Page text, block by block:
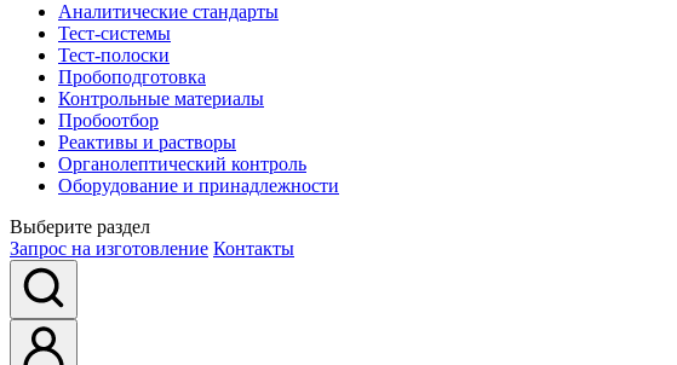
Аналитические стандарты
Тест-системы
Тест-полоски
Пробоподготовка
Контрольные материалы
Пробоотбор
Реактивы и растворы
Органолептический контроль
Оборудование и принадлежности
Выберите раздел
Запрос на изготовление Контакты